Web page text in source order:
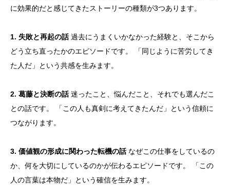
に効果的だと感じてきたストーリーの種類が3つあります。
1. 失敗と再起の話過去にうまくいかなかった経験と、そこから
どう立ち直ったかのエピソードです。 「同じように苦労してき
た人だ」という共感を生みます。
2. 葛藤と決断の話迷ったこと、悩んだこと、それでも選んだこ
との話です。 「この人も真剣に考えてきたんだ」という信頼に
つながります。
3. 価値観の形成に関わった転機の話なぜこの仕事をしているの
か、何を大切にしているのかが伝わるエピソードです。 「この
人の言葉は本物だ」という確信を生みます。